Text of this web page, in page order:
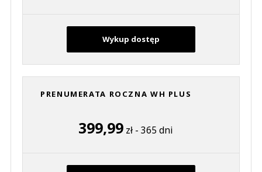
Wykup dostęp
PRENUMERATA ROCZNA WH PLUS
399,99zł - 365 dni